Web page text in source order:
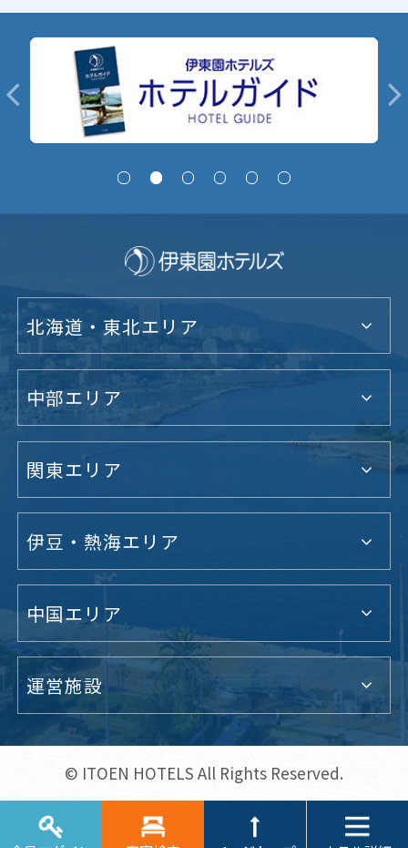
北海道・東北エリア
中部エリア
関東エリア
伊豆・熱海エリア
中国エリア
運営施設
© ITOEN HOTELS All Rights Reserved.